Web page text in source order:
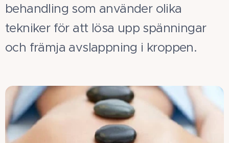
behandling som använder olika
tekniker för att lösa upp spänningar
och främja avslappning i kroppen.